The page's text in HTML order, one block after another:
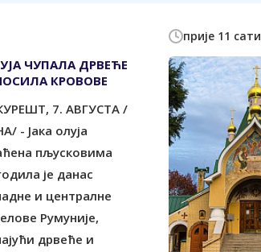
ЧУПАЛА ДРВЕЋЕ
КРОВОВЕ
7. АВГУСТА /
- Јака олуја
пљусковима
је данас
и централне
Румуније,
дрвеће и
прије 11 сати